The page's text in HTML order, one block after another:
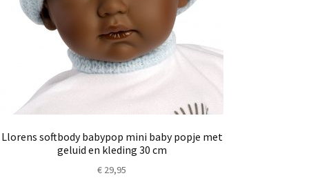
Llorens softbody babypop mini baby popje met
geluid en kleding 30 cm
€ 29,95